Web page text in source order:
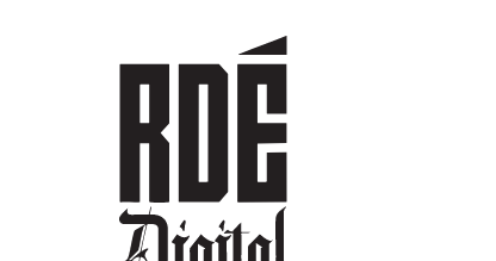
DEPORTES CULTURA ENTRETENIMIENTO